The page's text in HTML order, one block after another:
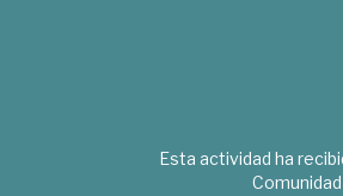
Esta actividad ha